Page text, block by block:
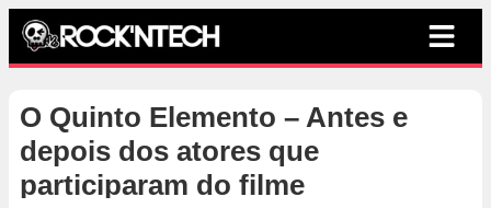
O Quinto Elemento – Antes e
depois dos atores que
participaram do filme